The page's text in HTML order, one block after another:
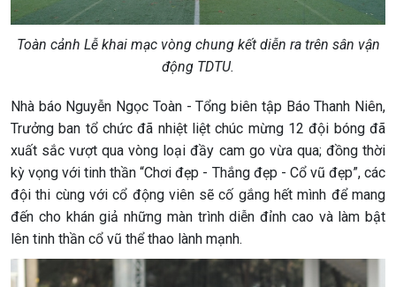
Toàn cảnh Lễ khai mạc vòng chung kết diễn ra trên sân vận
động TDTU.
Nhà báo Nguyễn Ngọc Toàn - Tổng biên tập Báo Thanh Niên,
Trưởng ban tổ chức đã nhiệt liệt chúc mừng 12 đội bóng đã
xuất sắc vượt qua vòng loại đầy cam go vừa qua; đồng thời
kỳ vọng với tinh thần “Chơi đẹp - Thắng đẹp - Cổ vũ đẹp”, các
đội thi cùng với cổ động viên sẽ cố gắng hết mình để mang
đến cho khán giả những màn trình diễn đỉnh cao và làm bật
lên tinh thần cổ vũ thể thao lành mạnh.